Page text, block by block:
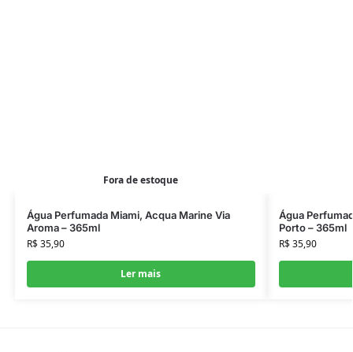
Fora de estoque
Água Perfumada Miami, Acqua Marine Via
Aroma – 365ml
R$35,90
Ler mais
Água
Porto – 365ml
R$35,90